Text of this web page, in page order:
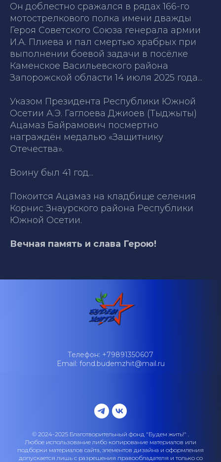
Он доблестно сражался в рядах 166-го
мотострелкового полка имени дважды
Героя Советского Союза генерала армии
И.А. Плиева и пал смертью храбрых при
выполнении боевой задачи в посёлке
Каменское Васильевского района
Запорожской области 14 июля 2025 года...
Указом Президента Республики Южной
Осетии А.Э. Гаглоева Джиоев (Тыджыты)
Ацамаз Байрамович посмертно
награждён медалью «Защитнику
Отечества».
Воину был 41 год...
Покоится Ацамаз на кладбище селения
Корнис Знаурского района Республики
Южной Осетии.
Вечная память и слава Герою!
Телефон: +79891350607
Email: fond.budemzhit@mail.ru
© 2024-2025 Благотворительный фонд "Будем жить!" .
Любое использование либо копирование материалов или
подборки материалов сайта, элементов дизайна и оформления
допускается лишь с разрешения правообладателя и только со